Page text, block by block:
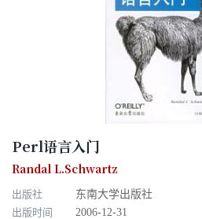
Perl语言入门
Randal L.Schwartz
出版社
东南大学出版社
出版时间
2006-12-31